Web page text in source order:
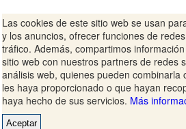
Las cookies de este sitio web se usan
y los anuncios, ofrecer funciones de
tráfico. Además, compartimos
sitio web con nuestros partners de redes
análisis web, quienes pueden combinarla
les haya proporcionado o que hayan
haya hecho de sus servicios. Más